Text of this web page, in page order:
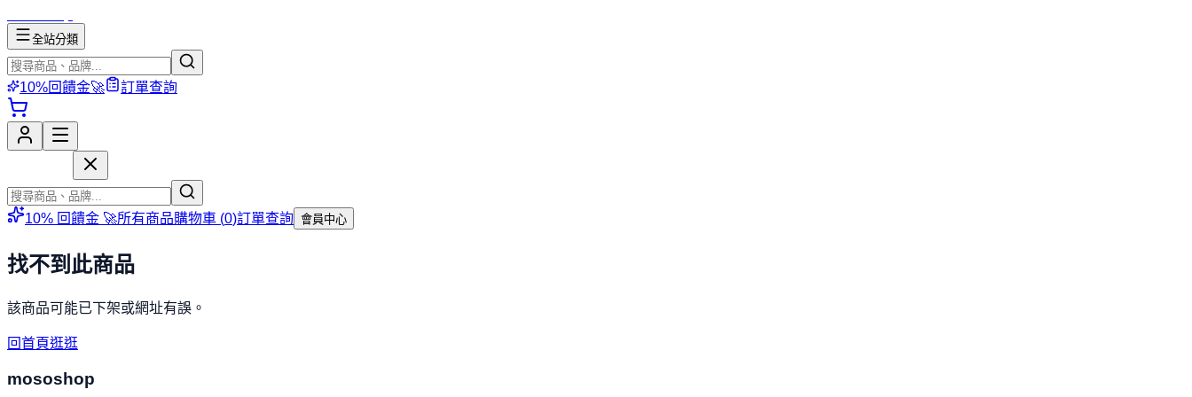
全站分類
10%回饋金🚀 訂單查詢
10% 回饋金 🚀所有商品購物車 (0)訂單查詢 會員中心
找不到此商品
該商品可能已下架或網址有誤。
回首頁逛逛
mososhop